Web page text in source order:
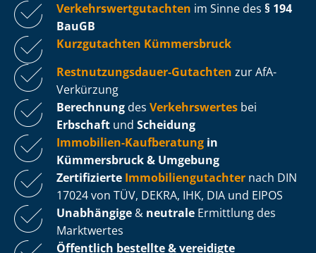
Ver­kehrs­wert­gut­ach­ten im Sinne des § 194
BauGB
Kurzgutachten Kümmersbruck
Rest­nut­zungs­dau­er-Gutachten zur AfA-
Verkürzung
Berechnung des Verkehrswertes bei
Erbschaft und Scheidung
Immobilien-Kaufberatung in
Kümmersbruck & Umgebung
Zertifizierte Im­mo­bi­li­en­gut­ach­ter nach DIN
17024 von TÜV, DEKRA, IHK, DIA und EIPOS
Unabhängige & neutrale Ermittlung des
Marktwertes
Öffentlich bestellte & vereidigte